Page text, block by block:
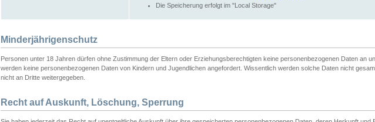
Die Speicherung erfolgt im "Local Storage"
Minderjährigenschutz
Personen unter 18 Jahren dürfen ohne Zustimmung der Eltern oder Erziehungsberechtigten keine personenbezogenen Daten an
werden keine personenbezogenen Daten von Kindern und Jugendlichen angefordert. Wissentlich werden solche Daten nicht
nicht an Dritte weitergegeben.
Recht auf Auskunft, Löschung, Sperrung